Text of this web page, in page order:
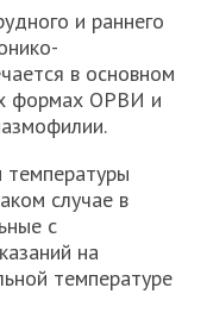
и раннего
в основном
формах ОРВИ и
случае в
с
на
температуре